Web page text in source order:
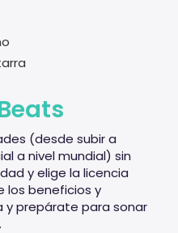
(desde subir a
a nivel mundial) sin
y elige la licencia
los beneficios y
y prepárate para sonar